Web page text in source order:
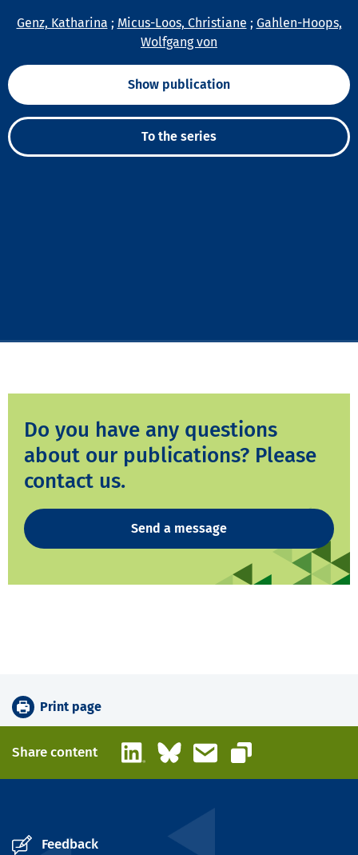
Genz, Katharina ; Micus-Loos, Christiane ; Gahlen-Hoops,
Wolfgang von
Show publication
To the series
Do you have any questions
about our publications? Please
contact us.
Send a message
Print page
Share content LinkedInBlueskyEmail
Copy link
Feedback